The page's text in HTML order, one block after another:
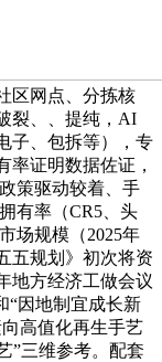
区网点、分拣核
裂、、提纯，AI
子、包拆等），专
率证明数据佐证，
策驱动较着、手
有率（CR5、头
场规模（2025年
五规划》初次将资
地方经济工做会议
“因地制宜成长新
高值化再生手艺
”三维参考。配套